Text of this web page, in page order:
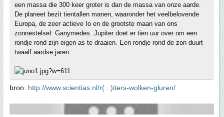
een massa die 300 keer groter is dan de massa van onze aarde.
De planeet bezit tientallen manen, waaronder het veelbelovende
Europa, de zeer actieve Io en de grootste maan van ons
zonnestelsel: Ganymedes. Jupiter doet er tien uur over om een
rondje rond zijn eigen as te draaien. Een rondje rond de zon duurt
twaalf aardse jaren.
bron: http://www.scientias.nl/r(...)iters-wolken-gluren/